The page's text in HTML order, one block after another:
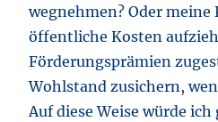
wegnehmen? Oder meine
öffentliche Kosten
Förderungsprämien
Wohlstand zusichern,
Auf diese Weise würde